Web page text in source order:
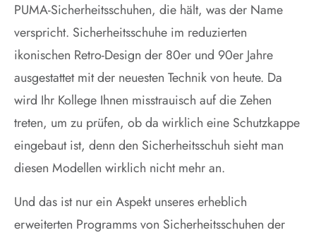
PUMA-Sicherheitsschuhen, die hält, was der Name
verspricht. Sicherheitsschuhe im reduzierten
ikonischen Retro-Design der 80er und 90er Jahre
ausgestattet mit der neuesten Technik von heute. Da
wird Ihr Kollege Ihnen misstrauisch auf die Zehen
treten, um zu prüfen, ob da wirklich eine Schutzkappe
eingebaut ist, denn den Sicherheitsschuh sieht man
diesen Modellen wirklich nicht mehr an.
Und das ist nur ein Aspekt unseres erheblich
erweiterten Programms von Sicherheitsschuhen der